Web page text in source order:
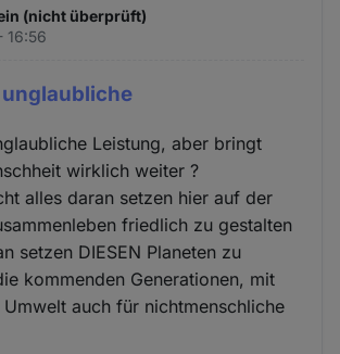
(nicht überprüft)
16:56
unglaubliche
Leistung, aber bringt
wirklich weiter ?
alles daran setzen hier auf der
friedlich zu gestalten
setzen DIESEN Planeten zu
kommenden Generationen, mit
auch für nichtmenschliche